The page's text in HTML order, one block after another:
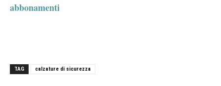
abbonamenti
TAG calzature di sicurezza